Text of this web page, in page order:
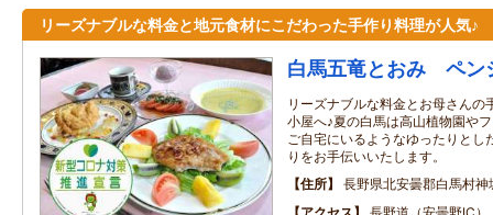
リーズナブルな料金と地元食材にこだわった手作り料理が人気♪
白馬五竜とおみ ペン
リーズナブルな料金とお母さんの
小屋へ♪夏の白馬は高山植物園や
ご自宅にいるようなゆったりとし
りをお手伝いいたします。
住所
長野県北安曇郡白馬村神